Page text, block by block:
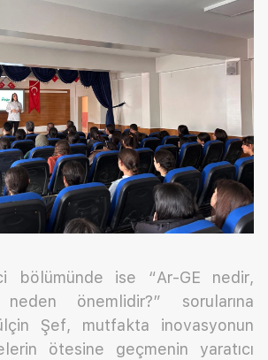
bölümünde ise “Ar-GE nedir,
önemlidir?” sorularına
Şef, mutfakta inovasyonun
ötesine geçmenin yaratıcı